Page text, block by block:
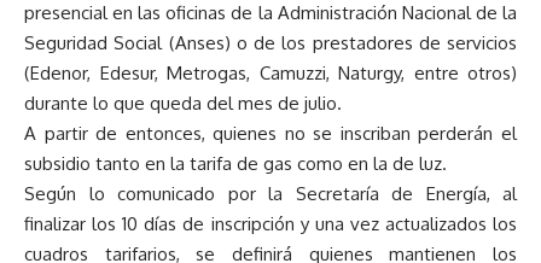
presencial en las oficinas de la Administración Nacional de la
Seguridad Social (Anses) o de los prestadores de servicios
(Edenor, Edesur, Metrogas, Camuzzi, Naturgy, entre otros)
durante lo que queda del mes de julio.
A partir de entonces, quienes no se inscriban perderán el
subsidio tanto en la tarifa de gas como en la de luz.
Según lo comunicado por la Secretaría de Energía, al
finalizar los 10 días de inscripción y una vez actualizados los
cuadros tarifarios, se definirá quienes mantienen los